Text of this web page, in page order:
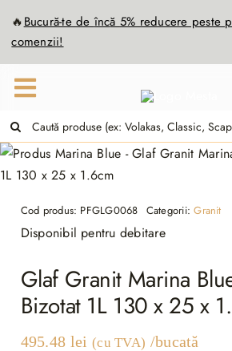
content
🔥Bucură-te deîncă 5% reducere peste
comenzii!
Cod produs: PFGLG0068 Categorii:Granit
Disponibil pentru debitare
Glaf Granit Marina
Bizotat 1L 130 x 25 x
495.48 lei (cu TVA) /bucată